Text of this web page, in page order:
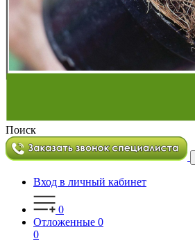
Поиск
Вход в личный кабинет
0
Отложенные 0
0